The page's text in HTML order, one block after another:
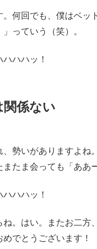
。何回でも、僕はベ
っていう（笑）。
ハハッ！
係ない
、勢いがありますよ
たま会っても「ああ
ハハッ！
ね。はい。またお二
でとうございます！